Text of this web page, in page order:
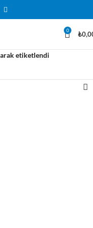
0 ₺
etiketlendi